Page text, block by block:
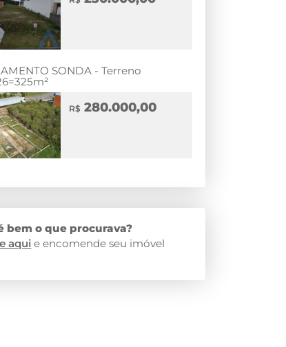
SONDA - Terreno
R$280.000,00
bem o que procurava?
aqui e encomende seu imóvel